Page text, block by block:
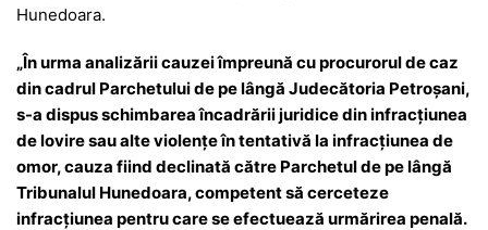
Hunedoara.
„În urma analizării cauzei împreună cu procurorul de caz
din cadrul Parchetului de pe lângă Judecătoria Petroşani,
s-a dispus schimbarea încadrării juridice din infracţiunea
de lovire sau alte violenţe în tentativă la infracţiunea de
omor, cauza fiind declinată către Parchetul de pe lângă
Tribunalul Hunedoara, competent să cerceteze
infracţiunea pentru care se efectuează urmărirea penală.